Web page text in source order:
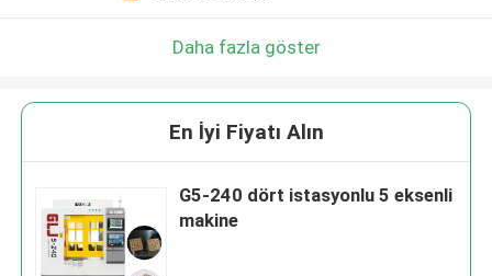
Daha fazla göster
En İyi Fiyatı Alın
G5-240 dört istasyonlu 5 eksenli
makine